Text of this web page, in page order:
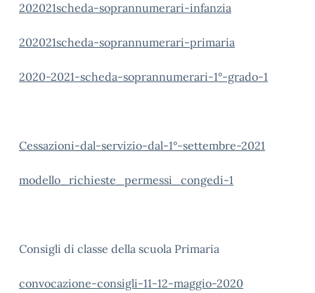
202021scheda-soprannumerari-infanzia
202021scheda-soprannumerari-primaria
2020-2021-scheda-soprannumerari-1°-grado-1
Cessazioni-dal-servizio-dal-1°-settembre-2021
modello_richieste_permessi_congedi-1
Consigli di classe della scuola Primaria
convocazione-consigli-11-12-maggio-2020